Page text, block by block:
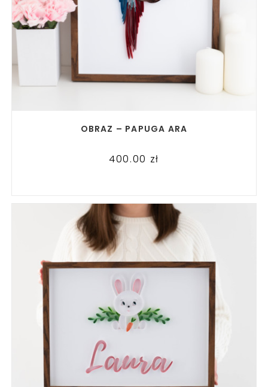
OBRAZ – PAPUGA ARA
400.00 zł